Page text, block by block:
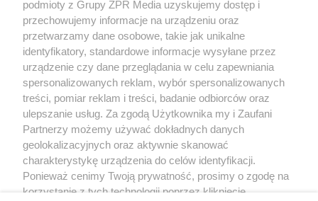
WSPÓŁPRACUJĄ Z NAMI:
podmioty z Grupy ZPR Media uzyskujemy dostęp i
przechowujemy informacje na urządzeniu oraz
przetwarzamy dane osobowe, takie jak unikalne
identyfikatory, standardowe informacje wysyłane przez
urządzenie czy dane przeglądania w celu zapewniania
spersonalizowanych reklam, wybór spersonalizowanych
treści, pomiar reklam i treści, badanie odbiorców oraz
ulepszanie usług. Za zgodą Użytkownika my i Zaufani
Partnerzy możemy używać dokładnych danych
geolokalizacyjnych oraz aktywnie skanować
charakterystykę urządzenia do celów identyfikacji.
Ponieważ cenimy Twoją prywatność, prosimy o zgodę na
korzystanie z tych technologii poprzez kliknięcie